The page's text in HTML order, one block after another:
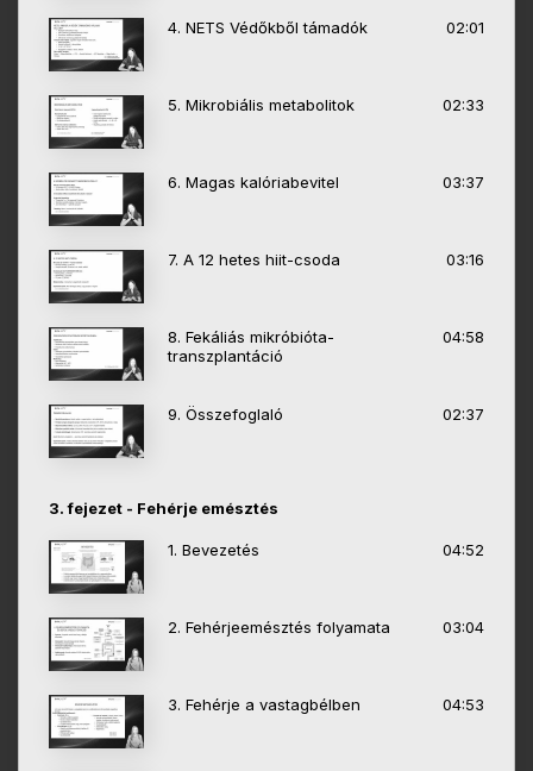
4. NETS Védőkből támadók 02:01
5. Mikrobiális metabolitok 02:33
6. Magas kalóriabevitel 03:37
7. A 12 hetes hiit-csoda 03:16
8. Fekáliás mikróbióta-
transzplantáció
04:58
9. Összefoglaló 02:37
3. fejezet - Fehérje emésztés
1. Bevezetés 04:52
2. Fehérjeemésztés folyamata 03:04
3. Fehérje a vastagbélben 04:53